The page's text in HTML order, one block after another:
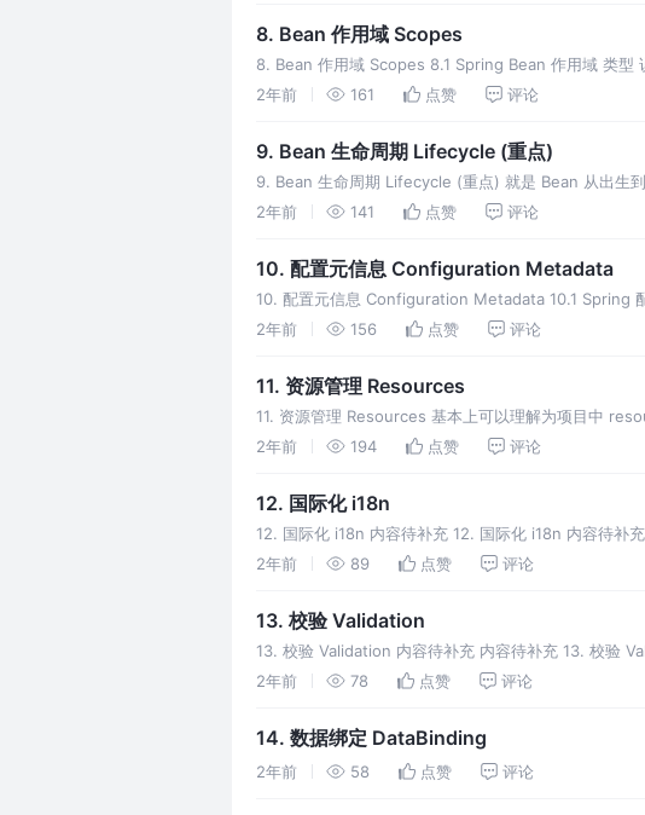
8. Bean 作用域 Scopes
8. Bean 作用域 Scopes 8.1 Spring Bean 作用域 类
2年前
161 点赞 评论
9. Bean 生命周期 Lifecycle (重点)
9. Bean 生命周期 Lifecycle (重点) 就是 Bean 从出生
2年前
141 点赞 评论
10. 配置元信息 Configuration Metadata
10. 配置元信息 Configuration Metadata 10.1 Spring
2年前
156 点赞 评论
11. 资源管理 Resources
11. 资源管理 Resources 基本上可以理解为项目中
2年前
194 点赞 评论
12. 国际化 i18n
12. 国际化 i18n 内容待补充 12. 国际化 i18n 内容待补
2年前
89 点赞 评论
13. 校验 Validation
13. 校验 Validation 内容待补充 内容待补充 13. 校验
2年前
78 点赞 评论
14. 数据绑定 DataBinding
2年前 58 点赞 评论